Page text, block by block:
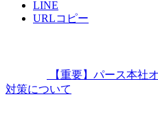
LINE
URLコピー
【重要】パース本社
対策について